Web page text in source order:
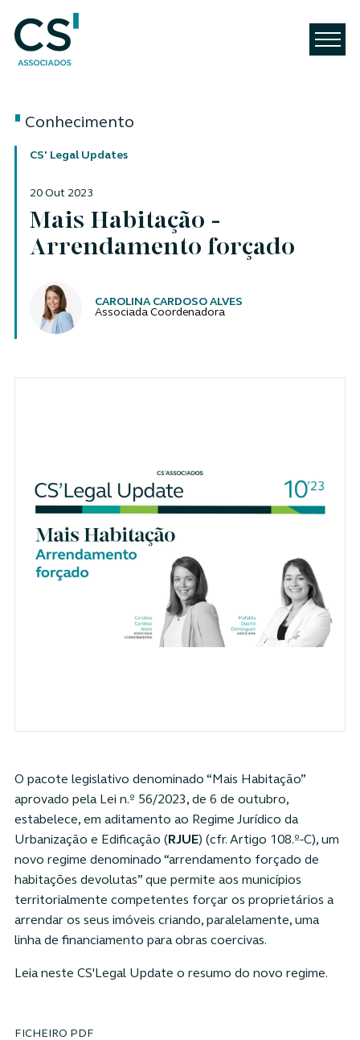
Conhecimento
CS' Legal Updates
20 Out 2023
Mais Habitação -
Arrendamento forçado
Autores
CAROLINA CARDOSO ALVES
Associada Coordenadora
FICHEIRO PDF
O pacote legislativo denominado “Mais Habitação”
aprovado pela Lei n.º 56/2023, de 6 de outubro,
estabelece, em aditamento ao Regime Jurídico da
Urbanização e Edificação ( RJUE) (cfr. Artigo 108.º-C), um
novo regime denominado “arrendamento forçado de
habitações devolutas” que permite aos municípios
territorialmente competentes forçar os proprietários a
arrendar os seus imóveis criando, paralelamente, uma
linha de financiamento para obras coercivas.
Leia neste CS'Legal Update o resumo do novo regime.